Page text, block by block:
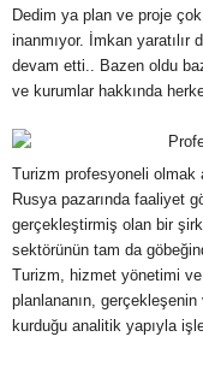
Dedim ya plan ve proje
inanmıyor. İmkan
devam etti.. Bazen oldu
ve kurumlar hakkında
Turizm profesyoneli olmak
Rusya pazarında faaliyet
gerçekleştirmiş olan bir
sektörünün tam da
Turizm, hizmet yönetimi ve
planlananın, gerçekleşenin
kurduğu analitik yapıyla